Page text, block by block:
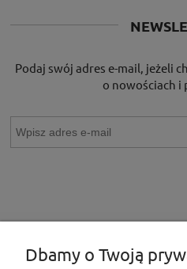
Podaj swój adres e-mail, jeżeli
o nowościach i
Dbamy o Twoją